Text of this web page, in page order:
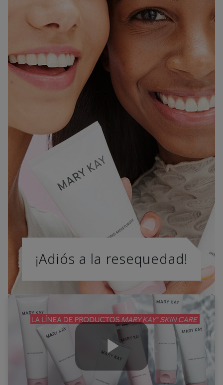
¡Adiós a la resequedad!
Play